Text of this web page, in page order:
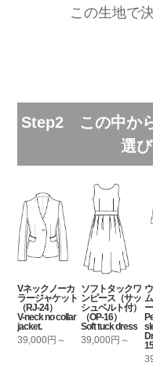
この生地で
Step2 この中か
選
Vネックノーカ
ラージャケット
（RJ-24）
V-neck no collar
jacket.
39,000円～
ソフトタックワ
ンピース（サッ
シュベルト付）
（OP-16）
Soft tuck dress
39,000円～
15